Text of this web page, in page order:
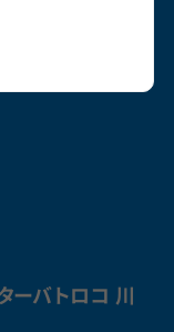
ーバトロコ 川